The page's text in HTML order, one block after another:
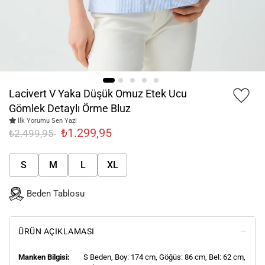
Lacivert V Yaka Düşük Omuz Etek Ucu
Gömlek Detaylı Örme Bluz
İlk Yorumu Sen Yaz!
₺2.499,95 ₺1.299,95
S M L XL
Beden Tablosu
ÜRÜN AÇIKLAMASI
Manken Bilgisi: S Beden, Boy: 174 cm, Göğüs: 86 cm, Bel: 62 cm,